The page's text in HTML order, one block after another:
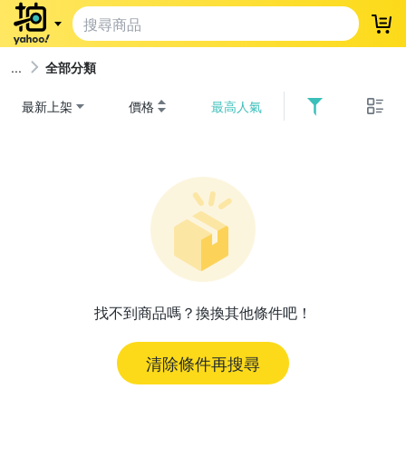
登
全部分類
最新上架 價格 最高人氣
找不到商品嗎？換換其他條件吧！
清除條件再搜尋